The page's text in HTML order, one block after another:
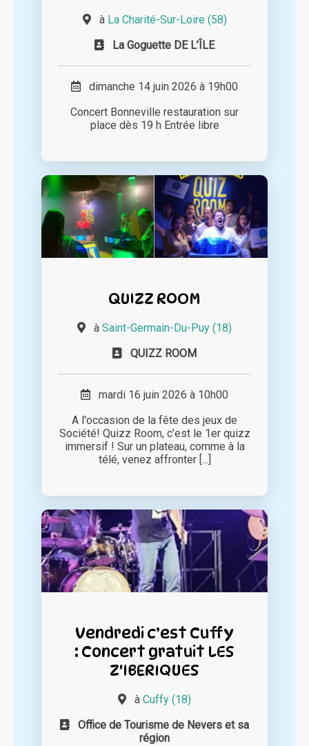
à La Charité-Sur-Loire (58)
La Goguette DE L’ÎLE
dimanche 14 juin 2026 à 19h00
Concert Bonneville restauration sur
place dès 19 h Entrée libre
QUIZZ ROOM
à Saint-Germain-Du-Puy (18)
QUIZZ ROOM
mardi 16 juin 2026 à 10h00
A l'occasion de la fête des jeux de
Société! Quizz Room, c’est le 1er quizz
immersif ! Sur un plateau, comme à la
télé, venez affronter [...]
Vendredi c’est Cuffy
: Concert gratuit LES
Z'IBERIQUES
à Cuffy (18)
Office de Tourisme de Nevers et sa
région